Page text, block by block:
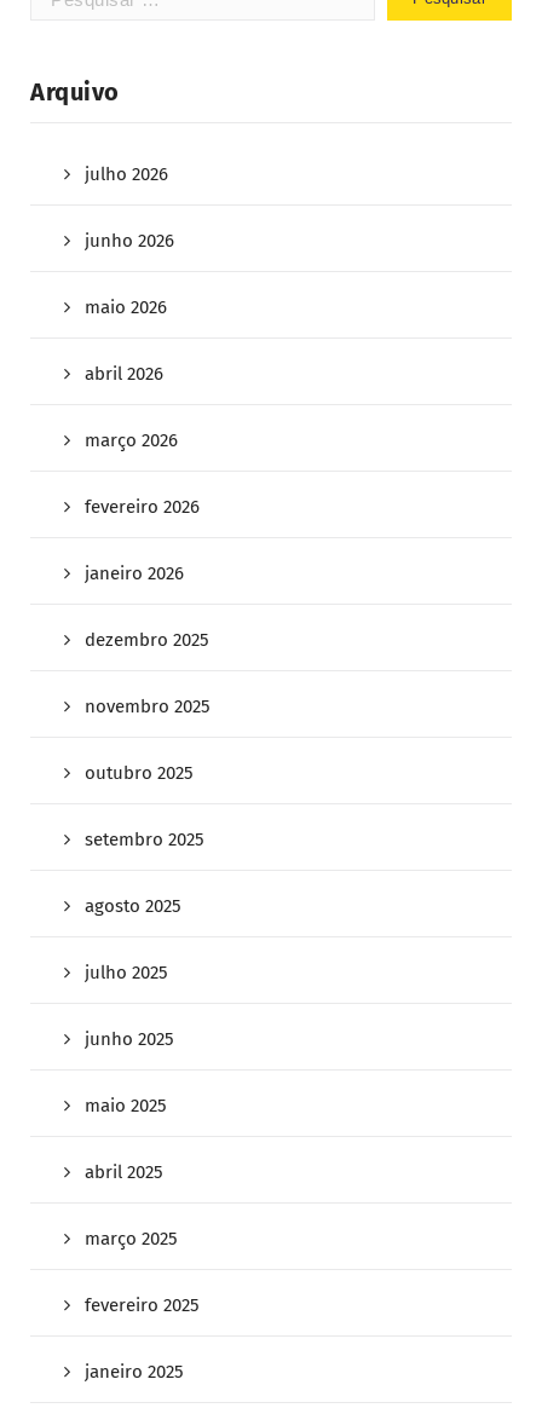
Arquivo
julho 2026
junho 2026
maio 2026
abril 2026
março 2026
fevereiro 2026
janeiro 2026
dezembro 2025
novembro 2025
outubro 2025
setembro 2025
agosto 2025
julho 2025
junho 2025
maio 2025
abril 2025
março 2025
fevereiro 2025
janeiro 2025